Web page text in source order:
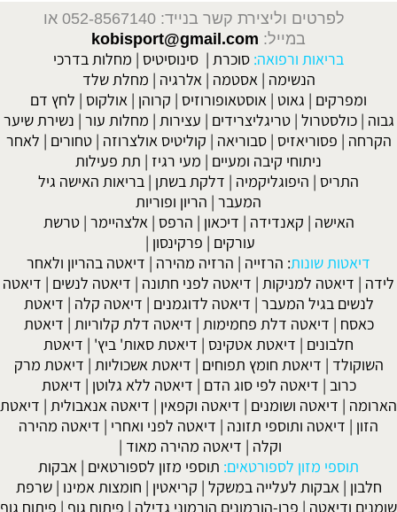
לפרטים וליצירת קשר בנייד: 052-8567140
או
במייל: kobisport@gmail.com
בריאות ורפואה: סוכרת | סינוסיטיס | מחלות בדרכי
הנשימה | אסטמה | אלרגיה | מחלת שלד
ומפרקים | גאוט | אוסטאופורוזיס | קרוהן | אולקוס | לחץ דם
גבוה |כולסטרול |טריגליצרידים | עצירות | מחלות עור | נשירת שיער
הקרחה | פסוריאזיס |סבוריאה | קוליטיס אולצרוזה |טחורים | לאחר
ניתוחי קיבה ומעיים | מעי רגיז | תת פעילות
התריס | היפוגליקמיה | דלקת בשתן | בריאות האישה גיל
המעבר | הריון ופוריות
האישה | קאנדידה | דיכאון | הרפס | אלצהיימר |טרשת
עורקים | פרקינסון |
דיאטות שונות: הרזייה | הרזיה מהירה | דיאטה בהריון ולאחר
לידה | דיאטה למניקות | דיאטה לפני חתונה | דיאטה לנשים | דיאטה
לנשים בגיל המעבר | דיאטה לדוגמנים | דיאטה קלה | דיאטת
כאסח | דיאטה דלת פחמימות | דיאטה דלת קלוריות | דיאטת
חלבונים | דיאטת אטקינס | דיאטת סאות' ביץ' | דיאטת
השוקולד | דיאטת חומץ תפוחים | דיאטת אשכוליות | דיאטת מרק
כרוב | דיאטה לפי סוג הדם | דיאטה ללא גלוטן | דיאטת
הארומה | דיאטה ושומנים | דיאטה וקפאין | דיאטה אנאבולית | דיאטת
הזון | דיאטה ותוספי תזונה | דיאטה לפני ואחרי | דיאטה מהירה
וקלה | דיאטה מהירה מאוד |
תוספי מזון לספורטאים: תוספי מזון לספורטאים | אבקות
חלבון | אבקות לעלייה במשקל | קריאטין | חומצות אמינו |שרפת
שומנים ודיאטה | פרו-הורמונים הורמוני גדילה | פיתוח גוף | פיתוח גוף